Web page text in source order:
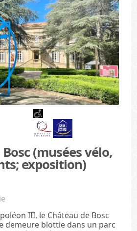
(musées vélo,
exposition)
III, le Château de Bosc
demeure blottie dans un parc